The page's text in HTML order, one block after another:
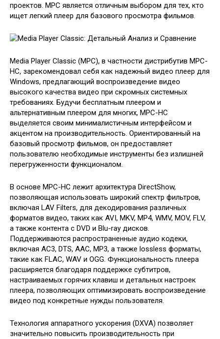
проектов. MPC является отличным выбором для тех, кто
ищет легкий плеер для базового просмотра фильмов.
Media Player Classic (MPC), в частности дистрибутив MPC-
HC, зарекомендовал себя как надежный видео плеер для
Windows, предлагающий воспроизведение видео
высокого качества видео при скромных системных
требованиях. Будучи бесплатным плеером и
альтернативным плеером для многих, MPC-HC
выделяется своим минималистичным интерфейсом и
акцентом на производительность. Ориентированный на
базовый просмотр фильмов, он предоставляет
пользователю необходимые инструменты без излишней
перегруженности функционалом.
В основе MPC-HC лежит архитектура DirectShow,
позволяющая использовать широкий спектр фильтров,
включая LAV Filters, для декодирования различных
форматов видео, таких как AVI, MKV, MP4, WMV, MOV, FLV,
а также контента с DVD и Blu-ray дисков.
Поддерживаются распространенные аудио кодеки,
включая AC3, DTS, AAC, MP3, а также lossless форматы,
такие как FLAC, WAV и OGG. Функциональность плеера
расширяется благодаря поддержке субтитров,
настраиваемых горячих клавиш и детальных настроек
плеера, позволяющих оптимизировать воспроизведение
видео под конкретные нужды пользователя.
Технология аппаратного ускорения (DXVA) позволяет
значительно повысить производительность при